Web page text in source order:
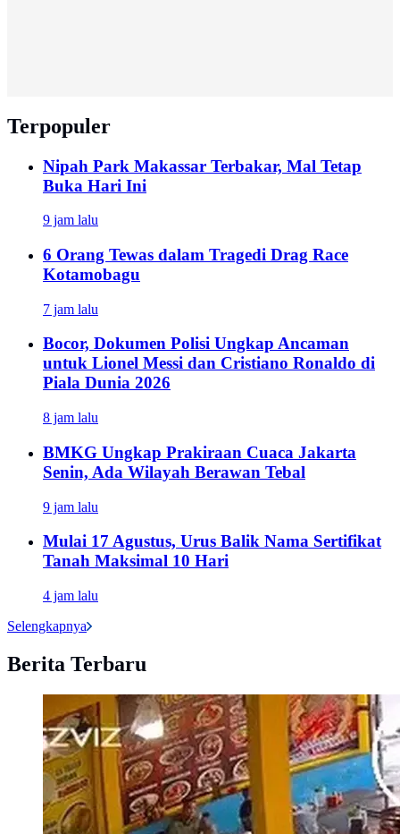
Terpopuler
Nipah Park Makassar Terbakar, Mal Tetap
Buka Hari Ini
9 jam lalu
6 Orang Tewas dalam Tragedi Drag Race
Kotamobagu
7 jam lalu
Bocor, Dokumen Polisi Ungkap Ancaman
untuk Lionel Messi dan Cristiano Ronaldo di
Piala Dunia 2026
8 jam lalu
BMKG Ungkap Prakiraan Cuaca Jakarta
Senin, Ada Wilayah Berawan Tebal
9 jam lalu
Mulai 17 Agustus, Urus Balik Nama Sertifikat
Tanah Maksimal 10 Hari
4 jam lalu
Selengkapnya
Berita Terbaru